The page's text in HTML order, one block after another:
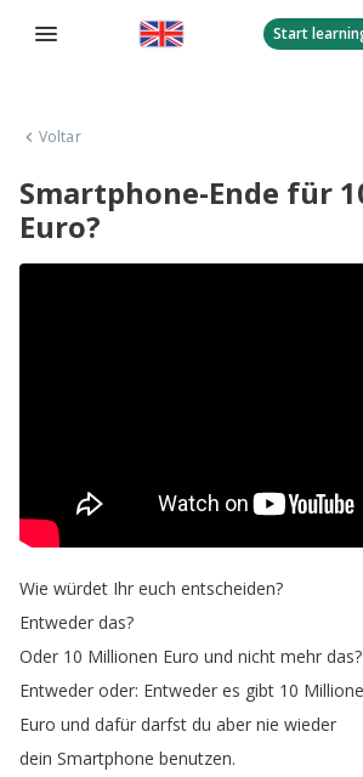
Start
Voltar
Smartphone-Ende für
Euro?
Wie würdet Ihr euch entscheiden?
Entweder das?
Oder 10 Millionen Euro und nicht mehr das?
Entweder oder: Entweder es gibt 10
Euro und dafür darfst du aber nie wieder
dein Smartphone benutzen.